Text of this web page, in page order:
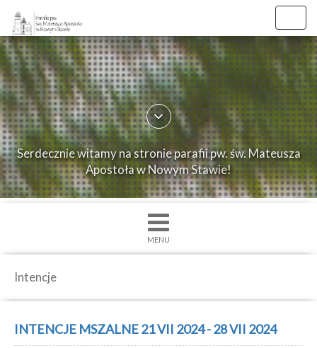
×
Strona
główna
parafii
Ogłoszenia
św.
Nabożenstwa
Kancelaria
Serdecznie witamy na stronie parafii pw. św. Mateusza
Apostoła w Nowym Stawie!
MENU
Intencje
INTENCJE MSZALNE 21 VII 2024 - 28 VII 2024